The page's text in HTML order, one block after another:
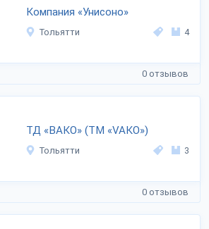
Компания «Унисоно»
Тольятти 4
0 отзывов
ТД «ВАКО» (ТМ «VAKO»)
Тольятти 3
0 отзывов